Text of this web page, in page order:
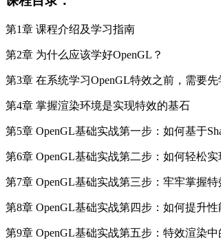
第1章 课程介绍及学习指南
第2章 为什么应该学好OpenGL？
第3章 在系统学习OpenGL特效之前，需要
第4章 掌握渲染环境是实现特效的基石
第5章 OpenGL基础实战第一步：如何基于
第6章 OpenGL基础实战第二步：如何轻松
第7章 OpenGL基础实战第三步：牢牢掌握
第8章 OpenGL基础实战第四步：如何提升
第9章 OpenGL基础实战第五步：特效渲染